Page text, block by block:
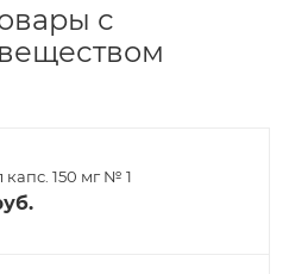
с
150 мг № 1